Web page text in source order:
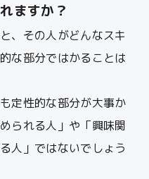
ますか？
、その人がどんなスキ
な部分ではかることは
定性的な部分が大事か
られる人」や「興味関
人」ではないでしょう